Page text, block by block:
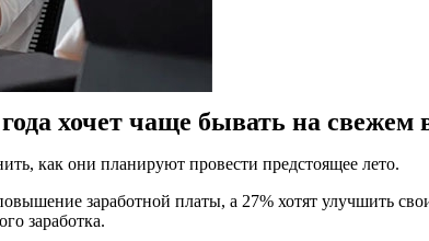
хочет чаще бывать на свежем
как они планируют провести предстоящее лето.
заработной платы, а 27% хотят улучшить
заработка.